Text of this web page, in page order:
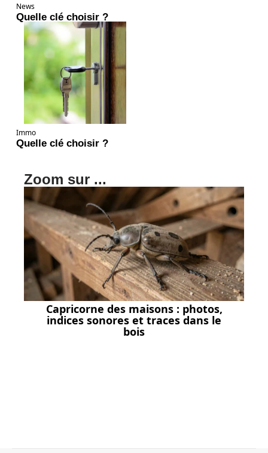
News
Quelle clé choisir ?
Immo
Quelle clé choisir ?
Zoom sur ...
Capricorne des maisons : photos,
indices sonores et traces dans le
bois